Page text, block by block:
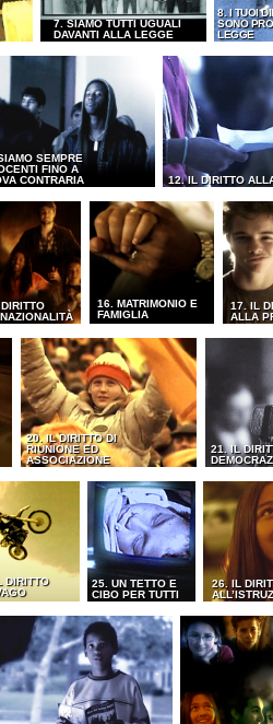
7. SIAMO TUTTI UGUALI
DAVANTI ALLA LEGGE
8. I TUOI
SONO
LEGGE
SEMPRE
FINO A
CONTRARIA
12. IL DIRITTO
16. MATRIMONIO E
FAMIGLIA
17. IL
ALLA
20. IL DIRITTO DI
RIUNIONE ED
ASSOCIAZIONE
21. IL
DIRITTO
25. UN TETTO E
CIBO PER TUTTI
26. IL